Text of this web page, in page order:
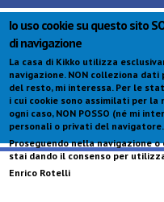
Io uso cookie su questo sito
di navigazione
La casa di Kikko utilizza
navigazione. NON colleziona
del resto, mi interessa. Per le
i cui cookie sono assimilati per
ogni caso, NON POSSO (né mi
personali o privati del navigatore.
Proseguendo nella navigazione
stai dando il consenso per
Enrico Rotelli